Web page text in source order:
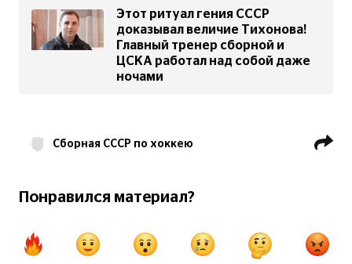
Этот ритуал гения СССР
доказывал величие Тихонова!
Главный тренер сборной и
ЦСКА работал над собой даже
ночами
Сборная СССР по хоккею
Понравился материал?